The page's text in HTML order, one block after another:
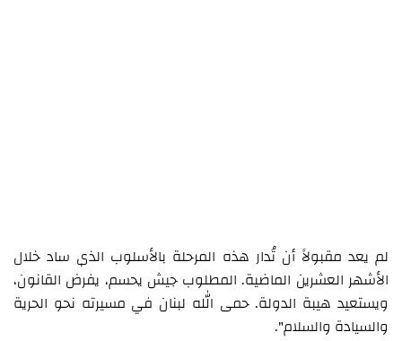
لم يعد مقبولاً أن تُدار هذه المرحلة بالأسلوب الذي ساد خلال
الأشهر العشرين الماضية. المطلوب جيش يحسم، يفرض القانون،
ويستعيد هيبة الدولة. حمى الله لبنان في مسيرته نحو الحرية
والسيادة والسلام".